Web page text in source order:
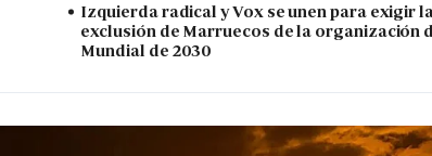
Izquierda radical y Vox se unen para exigir
exclusión de Marruecos de la organización
Mundial de 2030